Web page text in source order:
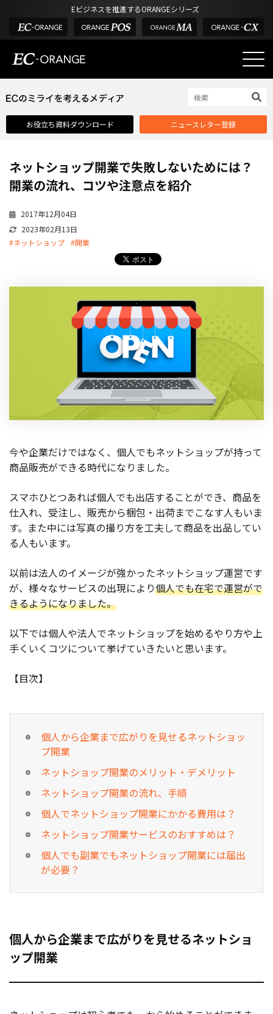
Eビジネスを推進するORANGEシリーズ
選ばれる理由
課題解決例
機能一覧
外部サービス連携
インフラ環境・サポート
ショッピングモール型 EC
マルチテナント、マルチブランドなど
ECと通販の連動を可能に
EC運用支援
継続的に結果を出し続けるECサイトへ
ライセンス契約
補助金活用支援
導入事例
お役立ち記事
03-6432-0346
電話受付：平日 10:00~17:00
お問い合わせ
お役立ち資料ダウンロード ニュースレター登録
ネットショップ開業で失敗しないためには？
開業の流れ、コツや注意点を紹介
2017年12月04日
2023年02月13日
#ネットショップ #開業
今や企業だけではなく、個人でもネットショップが持って
商品販売ができる時代になりました。
スマホひとつあれば個人でも出店することができ、商品を
仕入れ、受注し、販売から梱包・出荷までこなす人もいま
す。また中には写真の撮り方を工夫して商品を出品してい
る人もいます。
以前は法人のイメージが強かったネットショップ運営です
が、様々なサービスの出現により個人でも在宅で運営がで
きるようになりました。
以下では個人や法人でネットショップを始めるやり方や上
手くいくコツについて挙げていきたいと思います。
【目次】
個人から企業まで広がりを見せるネットショッ
プ開業
ネットショップ開業のメリット・デメリット
ネットショップ開業の流れ、手順
個人でネットショップ開業にかかる費用は？
ネットショップ開業サービスのおすすめは？
個人でも副業でもネットショップ開業には届出
が必要？
個人から企業まで広がりを見せるネットショ
ップ開業